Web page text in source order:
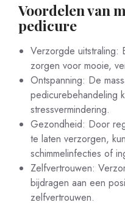
Voordelen van
pedicure
Verzorgde uitstraling:
zorgen voor mooie,
Ontspanning: De
pedicurebehandeling
stressvermindering.
Gezondheid: Door
te laten verzorgen,
schimmelinfecties of
Zelfvertrouwen:
bijdragen aan een
zelfvertrouwen.